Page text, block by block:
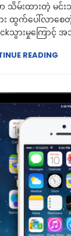
သိမ်းထားတဲ့ မင်းသ
း ထွက်ပေါ်လာစေ
သွားမှုကြောင့် အ
READING